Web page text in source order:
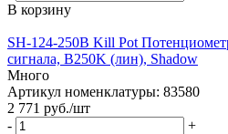
В корзину
SH-124-250B Kill Pot
сигнала, B250K (лин), Shadow
Много
Артикул номенклатуры: 83580
2 771 руб./шт
-
+